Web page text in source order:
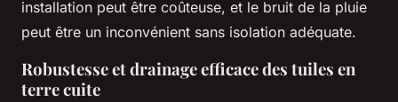
installation peut être coûteuse, et le bruit de la pluie
peut être un inconvénient sans isolation adéquate.
Robustesse et drainage efficace des tuiles en
terre cuite